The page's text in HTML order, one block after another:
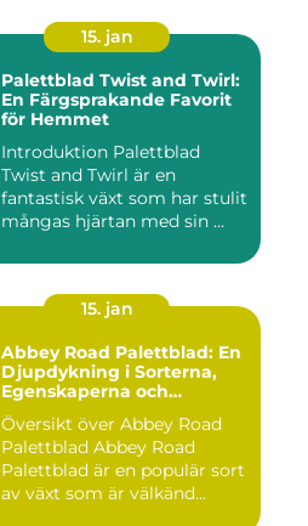
15. jan
Palettblad Twist and Twirl:
En Färgsprakande Favorit
för Hemmet
Introduktion Palettblad
Twist and Twirl är en
fantastisk växt som har stulit
mångas hjärtan med sin ...
15. jan
Abbey Road Palettblad: En
Djupdykning i Sorterna,
Egenskaperna och
Historien
Översikt över Abbey Road
Palettblad Abbey Road
Palettblad är en populär sort
av växt som är välkänd...